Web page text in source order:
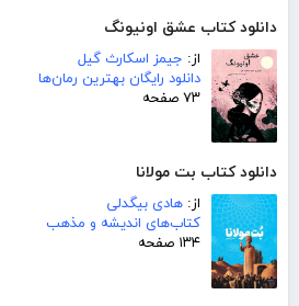
دانلود کتاب عشق اونیونگ
از: جیمز اسکارث گیل
دانلود رایگان بهترین رمان‌ها
۷۳ صفحه
دانلود کتاب بت مولانا
از: هادی بیگدلی
کتاب‌های اندیشه و مذهب
۱۳۴ صفحه